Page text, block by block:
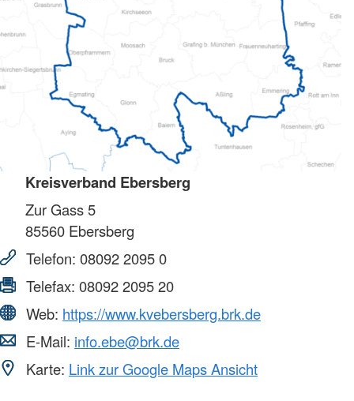
Kreisverband Ebersberg
Zur Gass 5
85560 Ebersberg
Telefon: 08092 2095 0
Telefax: 08092 2095 20
Web: https://www.kvebersberg.brk.de
E-Mail: info.ebe@brk.de
Karte: Link zur Google Maps Ansicht